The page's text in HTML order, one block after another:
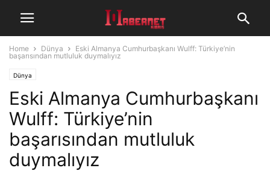
Home Dünya
Eski Almanya Cumhurbaşkanı Wulff: Türkiye’nin
başarısından mutluluk duymalıyız
Dünya
Eski Almanya Cumhurbaşkanı
Wulff: Türkiye’nin
başarısından mutluluk
duymalıyız